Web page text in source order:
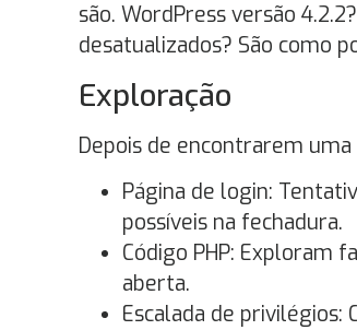
são. WordPress versão
desatualizados? São como
Exploração
Depois de encontrarem uma
Página de login:
possíveis na fechadura.
Código PHP: Exploram
aberta.
Escalada de